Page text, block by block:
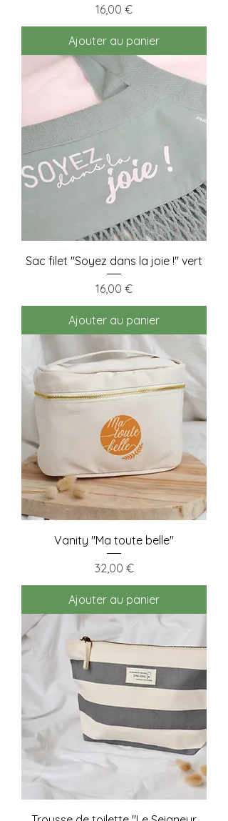
Prix
16,00 €
Ajouter au panier
Sac filet "Soyez dans la joie !" vert
Prix
16,00 €
Ajouter au panier
Vanity "Ma toute belle"
Prix
32,00 €
Ajouter au panier